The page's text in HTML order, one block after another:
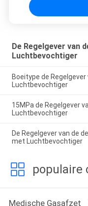
De Regelgever van
Luchtbevochtiger
Boeitype de
Luchtbevochtiger
15MPa de Regelgever
Luchtbevochtiger
De Regelgever van de
met Luchtbevochtiger
populaire
Medische Gasafzet